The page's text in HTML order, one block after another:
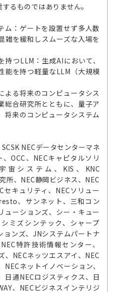
るものではありません。
：ゲートを設置せず多人数
雑を緩和しスムーズな入場を
つLLM：生成AIにおいて、
能を持つ軽量なLLM（大規模
る将来のコンピュータシス
総合研究所とともに、量子ア
将来のコンピュータシステム
NECデータセンターマネ
OCC、NECキャピタルソリ
宙システム、KIS、KNC
、NEC静岡ビジネス、NEC
セキュリティ、NECソリュー
、サンネット、三和コン
ューションズ、シー・キュー
ミズシンテック、シャープ
ョンズ、JNシステムパートナ
特許技術情報センター、
、NECネッツエスアイ、NEC
ネットイノベーション、
日通NECロジスティクス、日
、NECビジネスインテリジ